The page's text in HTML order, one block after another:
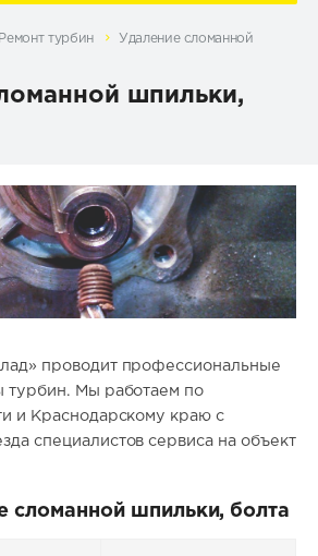
Ремонт турбин
Удаление сломанной
шпильки,
проводит профессиональные
турбин. Мы работаем по
и Краснодарскому краю с
специалистов сервиса на объект
сломанной шпильки, болта